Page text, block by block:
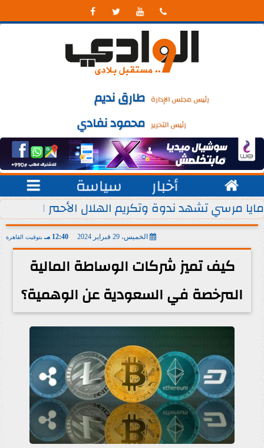
   
رئيس مجلس الإدارة طارق نديم
رئيس التحرير محمود نفادي
 أخبار سياسة 
يوليو من كل عام
مايا مرسي تشهد ندوة وتكريم الهلال الأحمر
الخميس، 29 فبراير 2024 12:40 مـ بتوقيت القاهرة
كيف تميز شركات الوساطة المالية
المرخصة في السعودية عن الوهمية؟